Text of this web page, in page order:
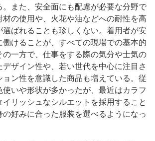
。また、安全面にも配慮が必要な分野で
材の使用や、火花や油などへの耐性を高
選ばれることも珍しくない。着用者が安
働けることが、すべての現場での基本的
の一方で、仕事をする際の気分や士気の
デザイン性や、若い世代を中心に注目さ
ョン性を意識した商品も増えている。従
いや形状が多かったが、最近はカラフ
イリッシュなシルエットを採用すること
の好みに合った服装を選べるようになっ